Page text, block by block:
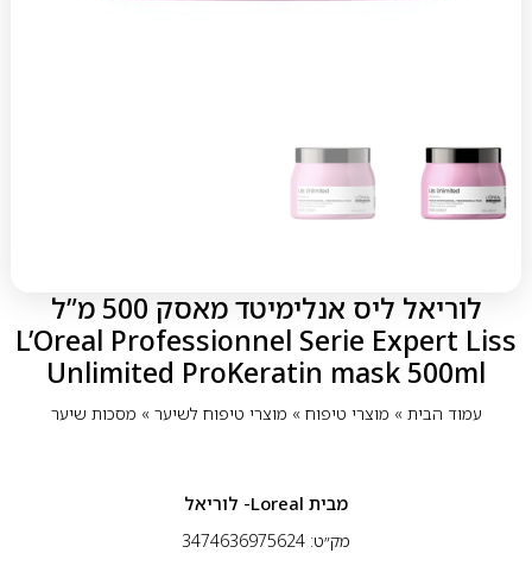
לוריאל ליס אנלימיטד מאסק 500 מ”ל
L’Oreal Professionnel Serie Expert Liss
Unlimited ProKeratin mask 500ml
עמוד הבית» מוצרי טיפוח» מוצרי טיפוח לשיער» מסכות שיער
מבית Loreal- לוריאל
מק״ט: 3474636975624